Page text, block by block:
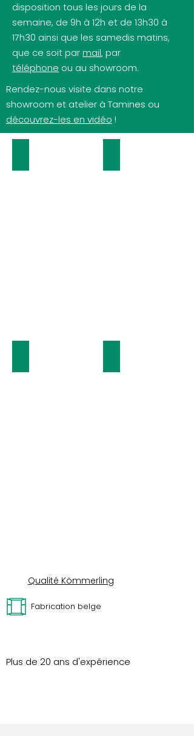
disposition tous les jours de la
semaine, de 9h à 12h et de 13h30 à
17h30 ainsi que les samedis matins,
que ce soit parmail, par
téléphone ou au showroom.
Rendez-nous visite dans notre
showroom et atelier à Tamines ou
découvrez-les en vidéo !
Qualité Kömmerling
Fabrication belge
Plus de 20 ans d'expérience